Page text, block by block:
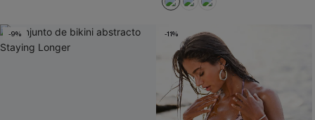
-9% -11%